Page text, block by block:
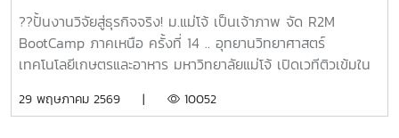
??ปั้นงานวิจัยสู่ธุรกิจจริง! ม.แม่โจ้ เป็นเจ้าภาพ จัด R2M
BootCamp ภาคเหนือ ครั้งที่ 14 .. อุทยานวิทยาศาสตร์
เทคโนโลยีเกษตรและอาหาร มหาวิทยาลัยแม่โจ้ เปิดเวทีติวเข้มใน
โครงการเส้นทางสู่นวัตวณิชย์ (Research to Market : R2M)
29 พฤษภาคม 2569 | 10052